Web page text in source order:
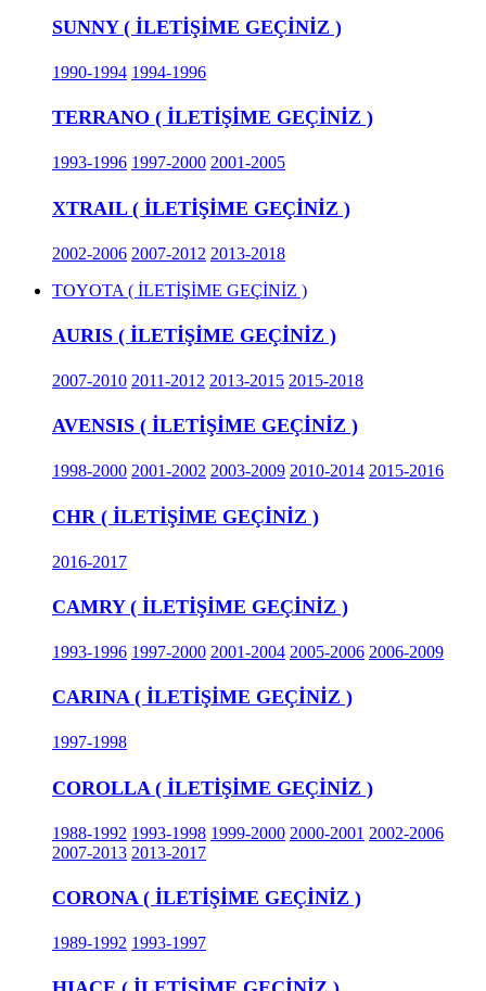
SUNNY ( İLETİŞİME GEÇİNİZ )
1990-1994 1994-1996
TERRANO ( İLETİŞİME GEÇİNİZ )
1993-1996 1997-2000 2001-2005
XTRAIL ( İLETİŞİME GEÇİNİZ )
2002-2006 2007-2012 2013-2018
TOYOTA ( İLETİŞİME GEÇİNİZ )
AURIS ( İLETİŞİME GEÇİNİZ )
2007-2010 2011-2012 2013-2015 2015-2018
AVENSIS ( İLETİŞİME GEÇİNİZ )
1998-2000 2001-2002 2003-2009 2010-2014 2015-2016
CHR ( İLETİŞİME GEÇİNİZ )
2016-2017
CAMRY ( İLETİŞİME GEÇİNİZ )
1993-1996 1997-2000 2001-2004 2005-2006 2006-2009
CARINA ( İLETİŞİME GEÇİNİZ )
1997-1998
COROLLA ( İLETİŞİME GEÇİNİZ )
1988-1992 1993-1998 1999-2000 2000-2001 2002-2006
2007-2013 2013-2017
CORONA ( İLETİŞİME GEÇİNİZ )
1989-1992 1993-1997